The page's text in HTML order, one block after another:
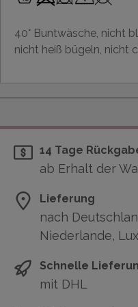
40° Buntwäsche, nicht
nicht heiß bügeln, nicht
14 Tage
ab Erhalt der
Lieferung
nach
Niederlande,
Schnelle
mit DHL